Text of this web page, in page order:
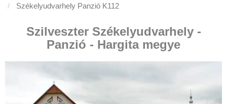
Székelyudvarhely Panzió K112
Szilveszter Székelyudvarhely -
Panzió - Hargita megye